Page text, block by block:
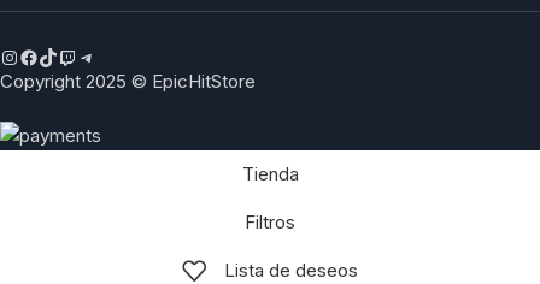
Copyright 2025 © EpicHitStore
Tienda
Filtros
Lista de deseos